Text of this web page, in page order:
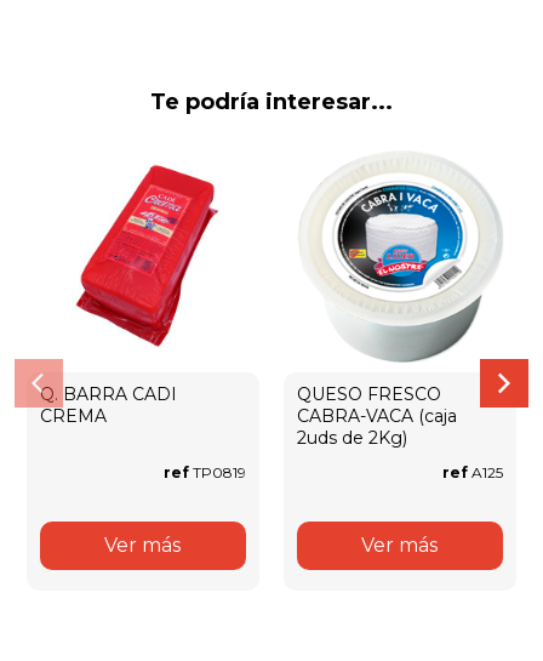
Te podría interesar...
Q. BARRA CADI
CREMA
refTP0819
Ver más
QUESO FRESCO
CABRA-VACA (caja
2uds de 2Kg)
refA125
Ver más